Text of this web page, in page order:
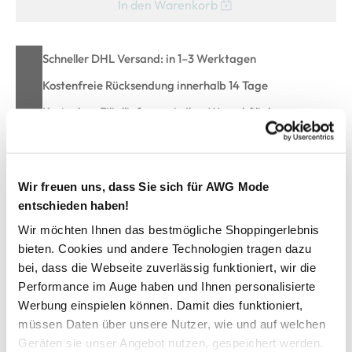
Wir freuen uns, dass Sie sich für AWG Mode
entschieden haben!
Wir möchten Ihnen das bestmögliche Shoppingerlebnis
bieten. Cookies und andere Technologien tragen dazu
bei, dass die Webseite zuverlässig funktioniert, wir die
Performance im Auge haben und Ihnen personalisierte
Werbung einspielen können. Damit dies funktioniert,
müssen Daten über unsere Nutzer, wie und auf welchen
Geräten sie unser Angebot nutzen, gespeichert werden.
In den Warenkorb
Schneller DHL Versand: in 1–3 Werktagen
Kostenfreie Rücksendung innerhalb 14 Tage
Kostenlose Filiallieferung in Ihre Wunschfiliale
Damen Blusenkleid mit Musterprint
hübsches Blusenkleid von Lisa Tossa
mit Blusenkragen
durchgehende Knopfleiste
lange Ärmel mit Manschette und Knopf